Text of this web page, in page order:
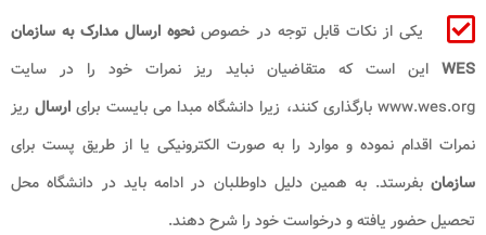
یکی از نکات قابل توجه در خصوصنحوه ارسال مدارک به سازمان
WES این است که متقاضیان نباید ریز نمرات خود را در سایت
www.wes.org بارگذاری کنند، زیرا دانشگاه مبدا می بایست برای
ارسالریز
نمرات اقدام نموده و موارد را به صورت الکترونیکی یا از طریق پست برای
سازمان بفرستد. به همین دلیل داوطلبان در ادامه باید در دانشگاه محل
تحصیل حضور یافته و درخواست خود را شرح دهند.